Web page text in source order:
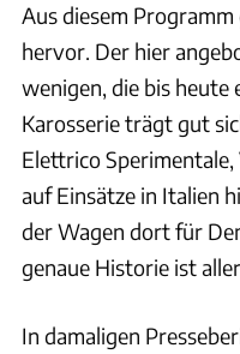
Aus diesem
hervor. Der hier
wenigen, die bis heute
Karosserie trägt gut
Elettrico
auf Einsätze in Italien
der Wagen dort für
genaue Historie ist
In damaligen